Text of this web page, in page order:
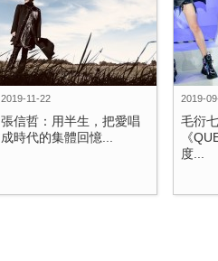
2019-11-22
張信哲：用半生，把愛唱
成時代的集體回憶...
2019-
毛衍
《
度...